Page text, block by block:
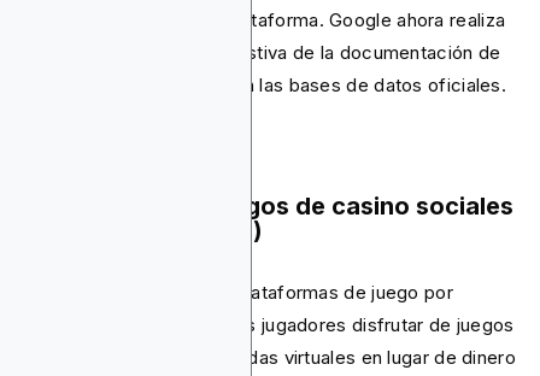
desde la plataforma. Google ahora realiza
una verificación más exhaustiva de la documentación de
licencias comparándola con las bases de datos oficiales.
Certificación de juegos de casino sociales
(reglas actualizadas)
Los casinos sociales son plataformas de juego por
diversión que permiten a los jugadores disfrutar de juegos
tipo casino utilizando monedas virtuales en lugar de dinero